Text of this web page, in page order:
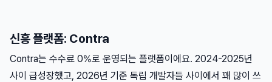
신흥 플랫폼: Contra
Contra는 수수료 0%로 운영되는 플랫폼이에요. 2024-2025년
사이 급성장했고, 2026년 기준 독립 개발자들 사이에서 꽤 많이 쓰